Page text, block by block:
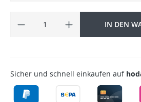
IN DEN
Sicher und schnell einkaufen auf